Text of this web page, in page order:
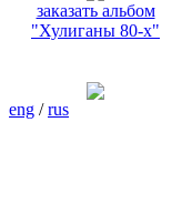
заказать альбом
"Хулиганы 80-х"
eng /rus